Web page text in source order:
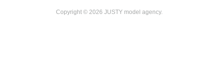
Copyright © 2026 JUSTY model agency.